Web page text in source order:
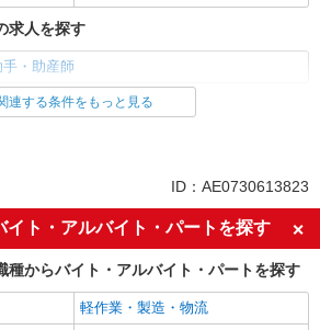
求人を探す
・助産師
駅の求人を探す
未経験歓迎
新卒・第二新卒歓迎
主婦・主夫歓迎
学歴不問
連する条件をもっと見る
ID：AE0730613823
イト・アルバイト・パートを探す
種からバイト・アルバイト・パートを探す
軽作業・製造・物流